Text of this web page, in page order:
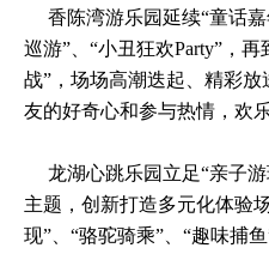
香陈湾游乐园延续“童话嘉
巡游”、“小丑狂欢Party”，
战”，场场高潮迭起、精彩
友的好奇心和参与热情，欢
龙湖心跳乐园立足“亲子游
主题，创新打造多元化体验
现”、“骆驼骑乘”、“趣味捕